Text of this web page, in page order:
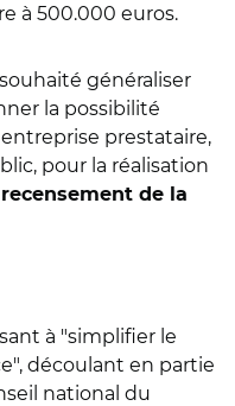
à 500.000 euros.
généraliser
la possibilité
prestataire,
pour la réalisation
recensement de la
à "simplifier le
découlant en partie
national du